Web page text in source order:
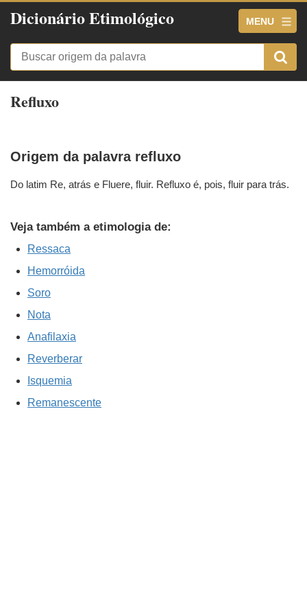
Dicionário Etimológico MENU
Refluxo
Origem da palavra refluxo
Do latim Re, atrás e Fluere, fluir. Refluxo é, pois, fluir para trás.
Veja também a etimologia de:
Ressaca
Hemorróida
Soro
Nota
Anafilaxia
Reverberar
Isquemia
Remanescente